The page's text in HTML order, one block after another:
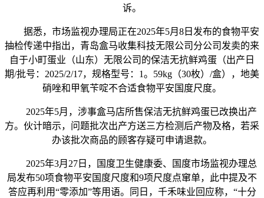
诉。
据悉，市场监视办理局正在2025年5月8日发布的食物平安
抽检传递中指出，青岛盒马收集科技无限公司分公司发卖的来
自于小町蛋业（山东）无限公司的保洁无抗鲜鸡蛋（出产日
期/批号：2025/2/17，规格型号：1。59kg（30枚）/盒），地美
硝唑和甲氧苄啶不合适食物平安国度尺度。
2025年5月，涉事盒马店所售保洁无抗鲜鸡蛋已改换出产
方。伙计暗示，问题批次出产方送三方检测后产物及格，若采
办该批次商品的顾客存疑可申请退款。
2025年3月27日，国度卫生健康委、国度市场监视办理总
局发布50项食物平安国度尺度和9项尺度点窜单，此中提及不
答应再利用“零添加”等用语。同日，千禾味业回应称，“十分